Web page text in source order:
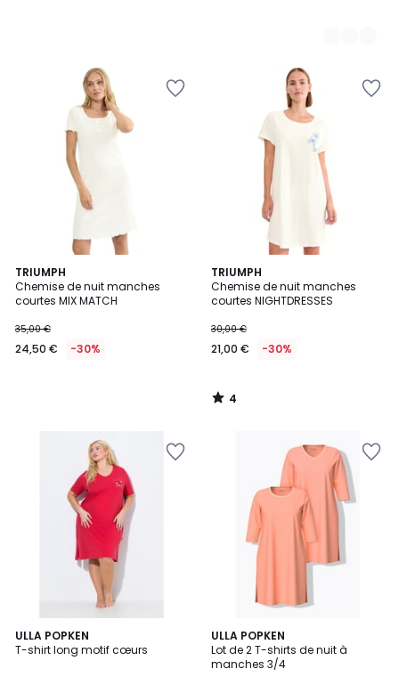
TRIUMPH
Chemise de nuit manches
courtes MIX MATCH
35,00 €
24,50 € -30%
TRIUMPH
Chemise de nuit manches
courtes NIGHTDRESSES
30,00 €
21,00 € -30%
4
/
5
4
/
ULLA POPKEN
T-shirt long motif cœurs
5
/
ULLA POPKEN
Lot de 2 T-shirts de nuit à
manches 3/4